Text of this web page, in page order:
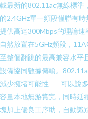
最新的802.11ac無線標準
2.4GHz單一頻段僅聯有
供高達300Mbps的理論
然放置在5GHz頻段，
整個翻跳的最高兼容水平
備協同數據傳輸。
少擁堵可能性——可以說
量本地無游賞完，同時
加上優良工序助，自動識